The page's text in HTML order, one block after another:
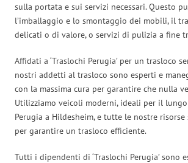
sulla portata e sui servizi necessari. Questo
l’imballaggio e lo smontaggio dei mobili, il
delicati o di valore, o servizi di pulizia a fine
Affidati a ‘Traslochi Perugia’ per un trasloco
nostri addetti al trasloco sono esperti e
con la massima cura per garantire che nulla
Utilizziamo veicoli moderni, ideali per il
Perugia a Hildesheim, e tutte le nostre
per garantire un trasloco efficiente.
Tutti i dipendenti di ‘Traslochi Perugia’ sono